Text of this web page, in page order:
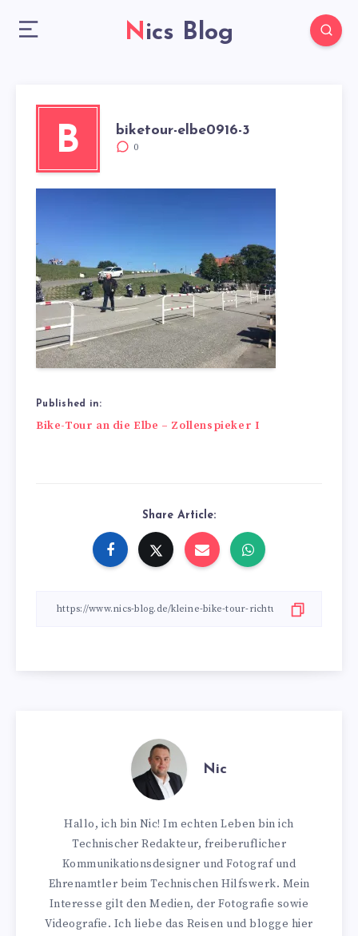
Nics Blog
B biketour-elbe0916-3
0
Published in:
Beitragsnavigation
Bike-Tour an die Elbe – Zollenspieker I
Share Article:
Nic
Hallo, ich bin Nic! Im echten Leben bin ich
Technischer Redakteur, freiberuflicher
Kommunikationsdesigner und Fotograf und
Ehrenamtler beim Technischen Hilfswerk. Mein
Interesse gilt den Medien, der Fotografie sowie
Videografie. Ich liebe das Reisen und blogge hier